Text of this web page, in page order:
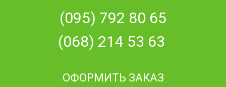
(095) 792 80 65
(068) 214 53 63
ОФОРМИТЬ ЗАКАЗ